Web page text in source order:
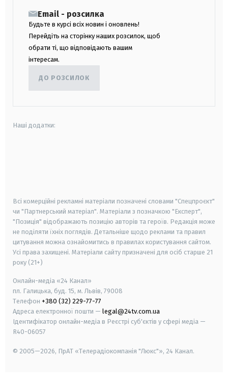
Email - розсилка
Будьте в курсі всіх новин і оновлень!
Перейдіть на сторінку наших розсилок, щоб
обрати ті, що відповідають вашим
інтересам.
ДО РОЗСИЛОК
Наші додатки:
Всі комерційні рекламні матеріали позначені словами "Спецпроєкт"
чи "Партнерський матеріал". Матеріали з позначкою "Експерт",
"Позиція" відображають позицію авторів та героїв. Редакція може
не поділяти їхніх поглядів. Детальніше щодо реклами та правил
цитування можна ознайомитись в правилах користування сайтом.
Усі права захищені. Матеріали сайту призначені для осіб старше 21
року (21+)
Онлайн-медіа «24 Канал»
пл. Галицька, буд. 15, м. Львів, 79008
Телефон +380 (32) 229-77-77
Адреса електронної пошти — legal@24tv.com.ua
Ідентифікатор онлайн-медіа в Реєстрі суб'єктів у сфері медіа —
R40-06057
© 2005—2026, ПрАТ «Телерадіокомпанія "Люкс"», 24 Канал.